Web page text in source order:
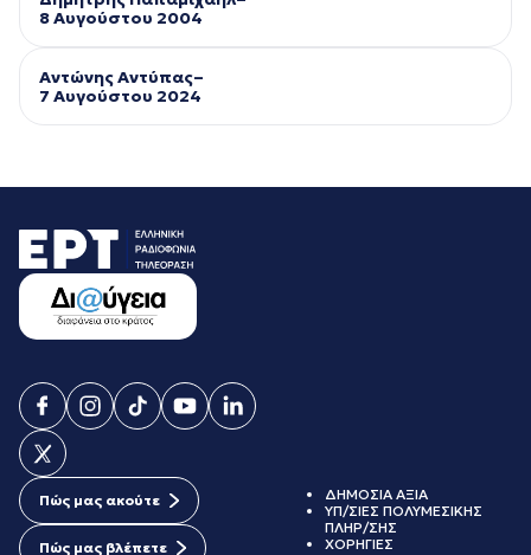
8 Αυγούστου 2004
Αντώνης Αντύπας–
7 Αυγούστου 2024
Πώς μας ακούτε
Πώς μας βλέπετε
ΔΗΜΟΣΙΑ ΑΞΙΑ
ΥΠ/ΣΙΕΣ ΠΟΛΥΜΕΣΙΚΗΣ
ΠΛΗΡ/ΣΗΣ
ΧΟΡΗΓΙΕΣ